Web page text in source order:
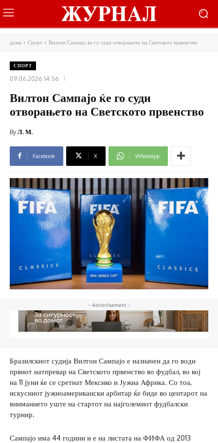
дома Спорт Вилтон Сампајо ќе го суди отворањето на Светското првенство
СПОРТ
09.06.2026 14:56
Вилтон Сампајо ќе го суди
отворањето на Светското првенство
ByЛ. М.
Facebook X WhatsApp
- Advertisement -
Бразилскиот судија Вилтон Сампајо е назначен да го води
првиот натпревар на Светското првенство во фудбал, во кој
на 11 јуни ќе се сретнат Мексико и Јужна Африка. Со тоа,
искусниот јужноамерикански арбитар ќе биде во центарот на
вниманието уште на стартот на најголемиот фудбалски
турнир.
Сампајо има 44 години и е на листата на ФИФА од 2013